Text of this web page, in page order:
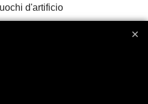
d'artificio